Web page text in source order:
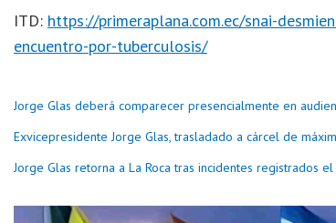
ITD: https://primeraplana.com.ec/snai-
encuentro-por-tuberculosis/
Jorge Glas deberá comparecer presencialmente en
Exvicepresidente Jorge Glas, trasladado a cárcel de
Jorge Glas retorna a La Roca tras incidentes registrados